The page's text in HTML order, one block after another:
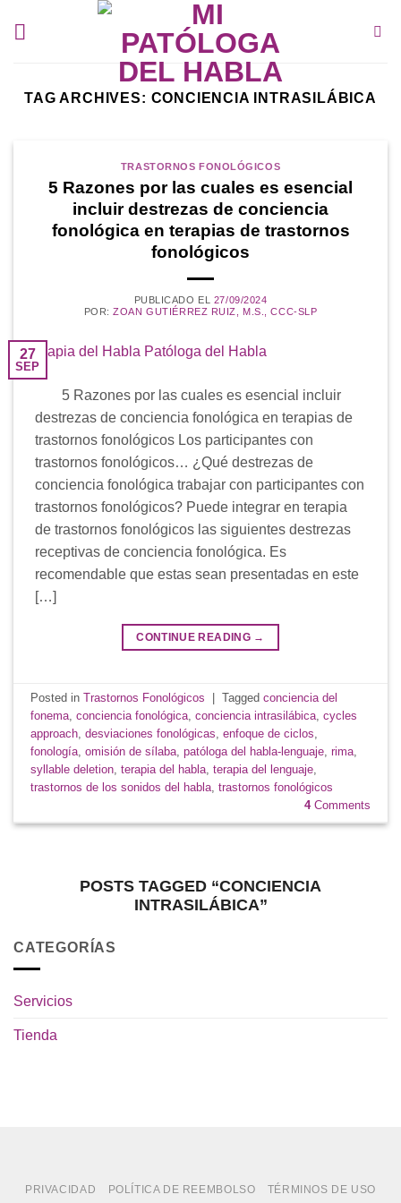
TAG ARCHIVES: CONCIENCIA INTRASILÁBICA
TRASTORNOS FONOLÓGICOS
5 Razones por las cuales es esencial
incluir destrezas de conciencia
fonológica en terapias de trastornos
fonológicos
PUBLICADO EL 27/09/2024
POR:ZOAN GUTIÉRREZ RUIZ, M.S., CCC-SLP
27
SEP
5 Razones por las cuales es esencial incluir
destrezas de conciencia fonológica en terapias de
trastornos fonológicos Los participantes con
trastornos fonológicos… ¿Qué destrezas de
conciencia fonológica trabajar con participantes con
trastornos fonológicos? Puede integrar en terapia
de trastornos fonológicos las siguientes destrezas
receptivas de conciencia fonológica. Es
recomendable que estas sean presentadas en este
[…]
CONTINUE READING →
Posted inTrastornos Fonológicos Taggedconciencia del
fonema,conciencia fonológica,conciencia intrasilábica,cycles
approach,desviaciones fonológicas,enfoque de ciclos,
fonología,omisión de sílaba,patóloga del habla-lenguaje,rima,
syllable deletion,terapia del habla,terapia del lenguaje,
trastornos de los sonidos del habla,trastornos fonológicos
4Comments
POSTS TAGGED “CONCIENCIA
INTRASILÁBICA”
CATEGORÍAS
Servicios
Tienda
PRIVACIDAD POLÍTICA DE REEMBOLSO TÉRMINOS DE USO